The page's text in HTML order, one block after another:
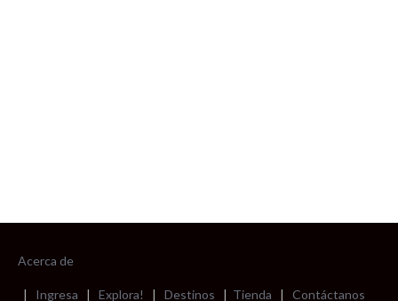
Acerca de
| Ingresa | Explora! | Destinos | Tienda | Contáctanos